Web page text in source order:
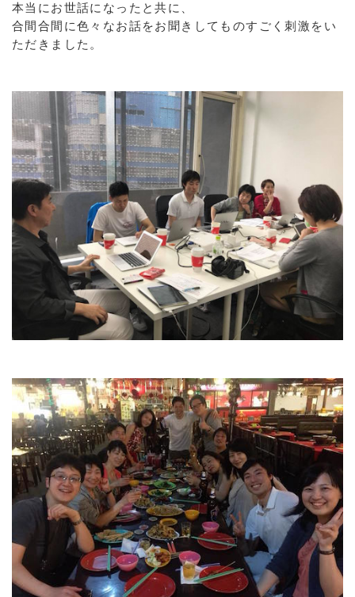
本当にお世話になったと共に、
合間合間に色々なお話をお聞きしてものすごく刺激をい
ただきました。